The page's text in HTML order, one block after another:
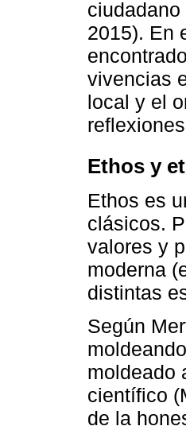
2015). En
vivencias
local y el
Ethos y
Ethos es
clásicos.
valores y
moderna
distintas
Según
moldeado
científico
de la